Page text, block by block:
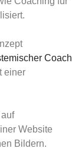
Coach
einer
auf
Website
Bildern.